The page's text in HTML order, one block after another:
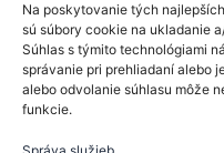
Na poskytovanie tých
sú súbory cookie na ukladanie
Súhlas s týmito technológiami
správanie pri prehliadaní alebo
alebo odvolanie súhlasu môže
funkcie.
Drevá na rakety
SpinLord drevo RD2
OFF
25,90